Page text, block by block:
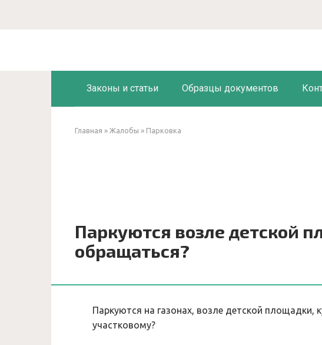
Законы и статьи Образцы документов
Главная » Жалобы » Парковка
Паркуются возле детской
обращаться?
Паркуются на газонах, возле детской площадки,
участковому?